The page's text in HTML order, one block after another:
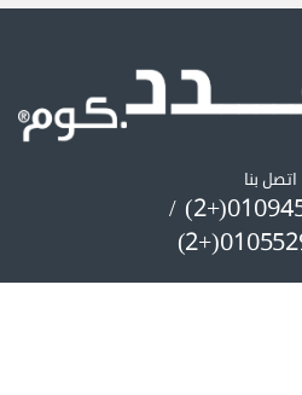
اتصل بنا
01094508237(+2) /